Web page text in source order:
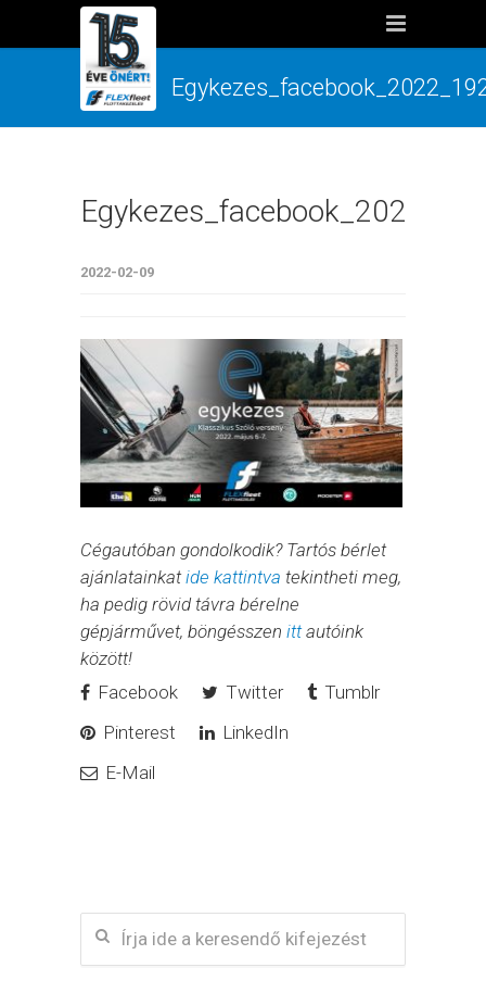
2022-02-09
Cégautóban gondolkodik? Tartós bérlet
ajánlatainkatide kattintva tekintheti meg,
ha pedig rövid távra bérelne
gépjárművet, böngésszen ittautóink
között!
Facebook
Twitter
Tumblr
Pinterest
LinkedIn
E-Mail